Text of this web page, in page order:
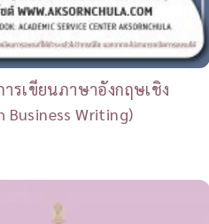
รเขียนภาษาอังกฤษเชิง
Business Writing)